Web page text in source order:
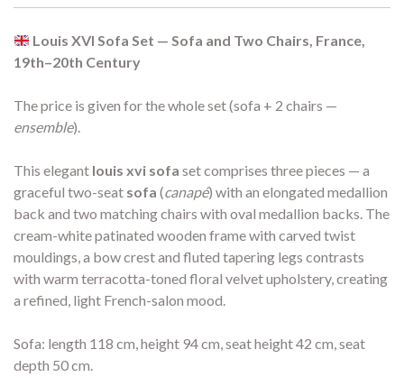
Louis XVI Sofa Set — Sofa and Two Chairs, France,
19th–20th Century
The price is given for the whole set (sofa + 2 chairs —
ensemble).
This elegant louis xvi sofa set comprises three pieces — a
graceful two-seat sofa (canapé) with an elongated medallion
back and two matching chairs with oval medallion backs. The
cream-white patinated wooden frame with carved twist
mouldings, a bow crest and fluted tapering legs contrasts
with warm terracotta-toned floral velvet upholstery, creating
a refined, light French-salon mood.
Sofa: length 118 cm, height 94 cm, seat height 42 cm, seat
depth 50 cm.